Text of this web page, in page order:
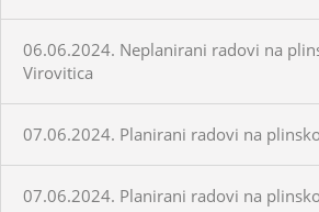
06.06.2024. Neplanirani radovi na
Virovitica
07.06.2024. Planirani radovi na
07.06.2024. Planirani radovi na